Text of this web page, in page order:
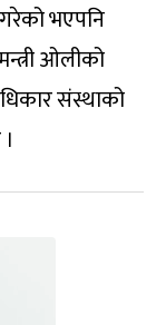
भएपनि
ओलीको
संस्थाको